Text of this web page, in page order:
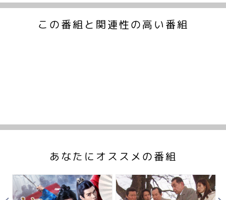
この番組と関連性の高い番組
あなたにオススメの番組